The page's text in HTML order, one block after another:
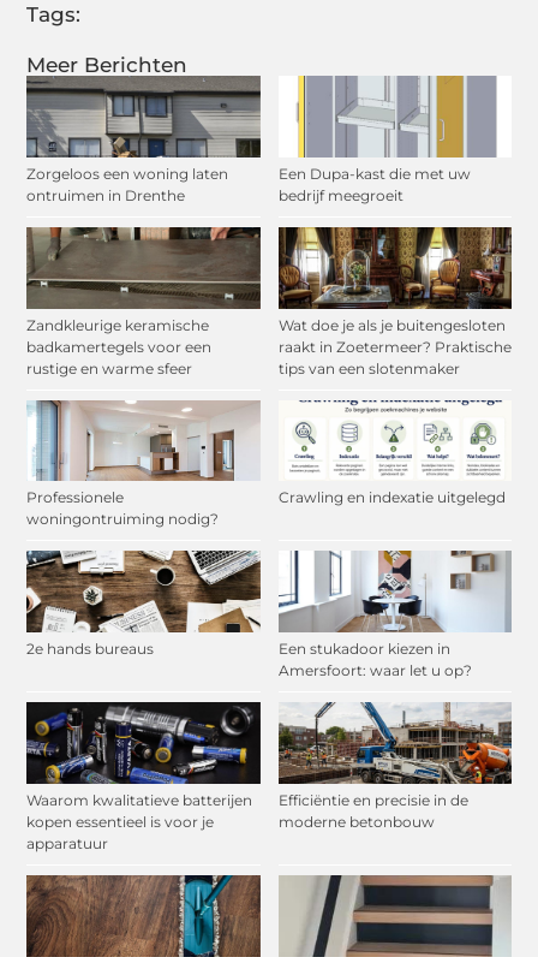
Meer Berichten
Zorgeloos een woning laten
ontruimen in Drenthe
Een Dupa-kast die met uw
bedrijf meegroeit
Zandkleurige keramische
badkamertegels voor een
rustige en warme sfeer
Wat doe je als je buitengesloten
raakt in Zoetermeer? Praktische
tips van een slotenmaker
Professionele
woningontruiming nodig?
Crawling en indexatie uitgelegd
2e hands bureaus
Een stukadoor kiezen in
Amersfoort: waar let u op?
Waarom kwalitatieve batterijen
kopen essentieel is voor je
apparatuur
Efficiëntie en precisie in de
moderne betonbouw
Tags: